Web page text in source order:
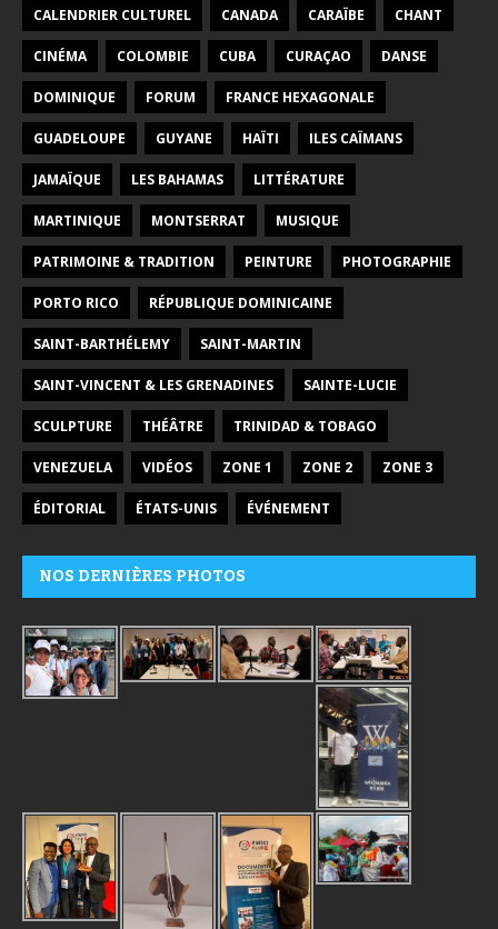
CALENDRIER CULTUREL CANADA CARAÏBE CHANT
CINÉMA COLOMBIE CUBA CURAÇAO DANSE
DOMINIQUE FORUM FRANCE HEXAGONALE
GUADELOUPE GUYANE HAÏTI ILES CAÏMANS
JAMAÏQUE LES BAHAMAS LITTÉRATURE
MARTINIQUE MONTSERRAT MUSIQUE
PATRIMOINE & TRADITION PEINTURE PHOTOGRAPHIE
PORTO RICO RÉPUBLIQUE DOMINICAINE
SAINT-BARTHÉLEMY SAINT-MARTIN
SAINT-VINCENT & LES GRENADINES SAINTE-LUCIE
SCULPTURE THÉÂTRE TRINIDAD & TOBAGO
VENEZUELA VIDÉOS ZONE 1 ZONE 2 ZONE 3
ÉDITORIAL ÉTATS-UNIS ÉVÉNEMENT
NOS DERNIÈRES PHOTOS